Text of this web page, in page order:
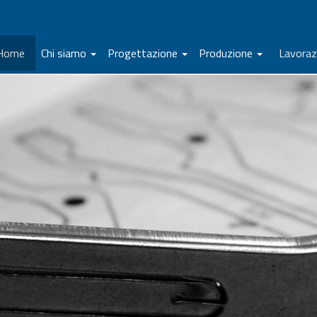
Chi siamo Progettazione Produzione